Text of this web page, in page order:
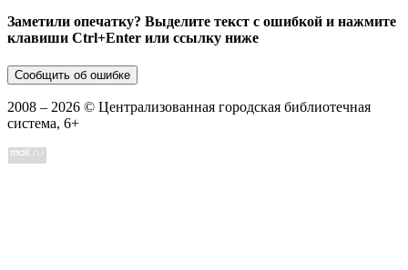
Заметили опечатку? Выделите текст с ошибкой и нажмите
клавиши Ctrl+Enter или ссылку ниже
Сообщить об ошибке
2008 – 2026 © Централизованная городская библиотечная
система, 6+